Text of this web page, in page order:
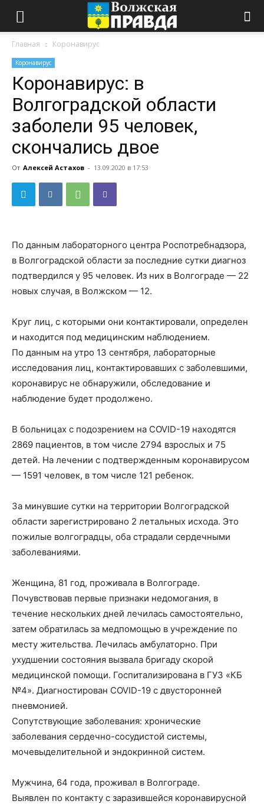
Главная Коронавирус
Коронавирус
Коронавирус: в
Волгоградской области
заболели 95 человек,
скончались двое
От Алексей Астахов - 13.09.2020 в 17:53
По данным лабораторного центра Роспотребнадзора,
в Волгоградской области за последние сутки диагноз
подтвердился у 95 человек. Из них в Волгограде — 22
новых случая, в Волжском — 12.
Круг лиц, с которыми они контактировали, определен
и находится под медицинским наблюдением.
По данным на утро 13 сентября, лабораторные
исследования лиц, контактировавших с заболевшими,
коронавирус не обнаружили, обследование и
наблюдение будет продолжено.
В больницах с подозрением на COVID-19 находятся
2869 пациентов, в том числе 2794 взрослых и 75
детей. На лечении с подтвержденным коронавирусом
— 1591 человек, в том числе 121 ребенок.
За минувшие сутки на территории Волгоградской
области зарегистрировано 2 летальных исхода. Это
пожилые волгоградцы, оба страдали сердечными
заболеваниями.
Женщина, 81 год, проживала в Волгограде.
Почувствовав первые признаки недомогания, в
течение нескольких дней лечилась самостоятельно,
затем обратилась за медпомощью в учреждение по
месту жительства. Лечилась амбулаторно. При
ухудшении состояния вызвала бригаду скорой
медицинской помощи. Госпитализирована в ГУЗ «КБ
№4». Диагностирован COVID-19 с двусторонней
пневмонией.
Сопутствующие заболевания: хронические
заболевания сердечно-сосудистой системы,
мочевыделительной и эндокринной систем.
Мужчина, 64 года, проживал в Волгограде.
Выявлен по контакту с заразившейся коронавирусной